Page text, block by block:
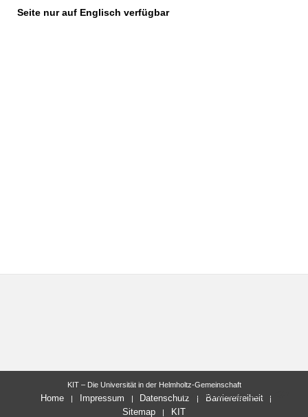
Seite nur auf Englisch verfügbar
letzte Änderung: 11.11.2024
KIT – Die Universität in der Helmholtz-Gemeinschaft
Home Impressum Datenschutz
Barrierefreiheit
Sitemap
KIT